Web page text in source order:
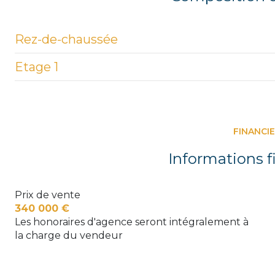
Rez-de-chaussée
entrée
couloir
salle de bain
WC
Etage 1
WC
Informations
Prix de vente
340 000 €
Les honoraires d'agence seront intégralement à
la charge du vendeur